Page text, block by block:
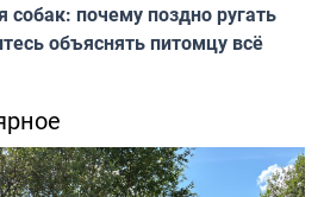
собак: почему поздно ругать
объяснять питомцу всё